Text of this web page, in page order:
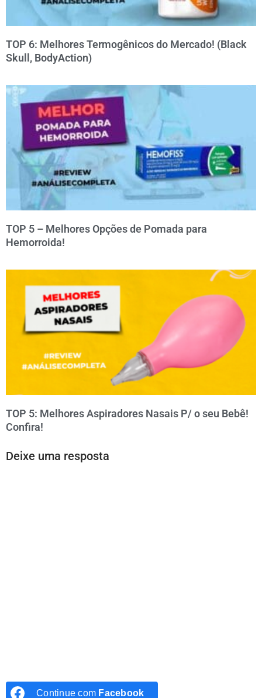
TOP 6: Melhores Termogênicos do Mercado! (Black
Skull, BodyAction)
TOP 5 – Melhores Opções de Pomada para
Hemorroida!
TOP 5: Melhores Aspiradores Nasais P/ o seu Bebê!
Confira!
Deixe uma resposta
Continue com Facebook